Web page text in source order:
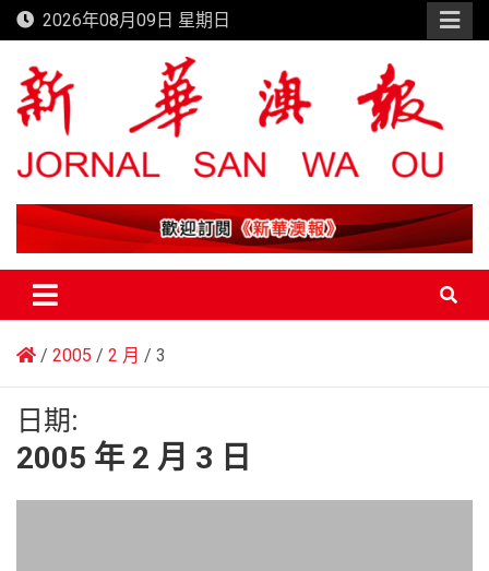
Skip
to
content
2026年08月09日 星期日
新華澳報
2005 2 月 3
日期:
2005 年 2 月 3 日